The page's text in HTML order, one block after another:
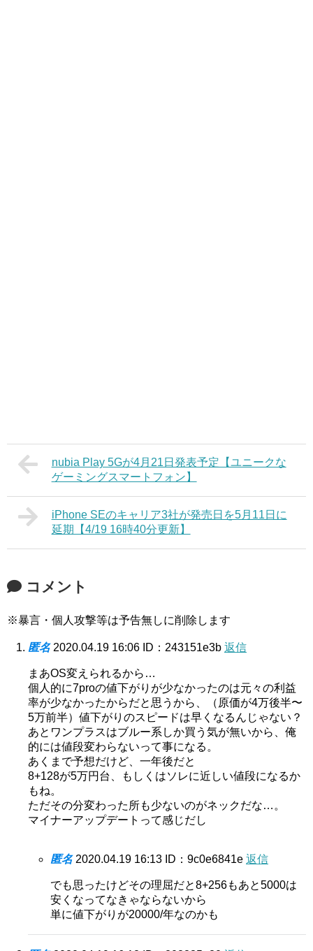
nubia Play 5Gが4月21日発表予定【ユニークな
ゲーミングスマートフォン】
iPhone SEのキャリア3社が発売日を5月11日に
延期【4/19 16時40分更新】
コメント
※暴言・個人攻撃等は予告無しに削除します
匿名 2020.04.19 16:06 ID：243151e3b 返信
まあOS変えられるから…
個人的に7proの値下がりが少なかったのは元々の利益
率が少なかったからだと思うから、（原価が4万後半〜
5万前半）値下がりのスピードは早くなるんじゃない？
あとワンプラスはブルー系しか買う気が無いから、俺
的には値段変わらないって事になる。
あくまで予想だけど、一年後だと
8+128が5万円台、もしくはソレに近しい値段になるか
もね。
ただその分変わった所も少ないのがネックだな…。
マイナーアップデートって感じだし
匿名 2020.04.19 16:13 ID：9c0e6841e 返信
でも思ったけどその理屈だと8+256もあと5000は
安くなってなきゃならないから
単に値下がりが20000/年なのかも